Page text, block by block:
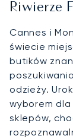
Riwierze
Cannes i
świecie
butików
odzieży.
wyborem dla
sklepów,